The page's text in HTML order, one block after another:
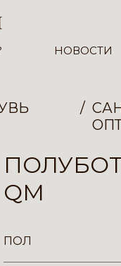
НОВОСТИ
QM
ПОЛ